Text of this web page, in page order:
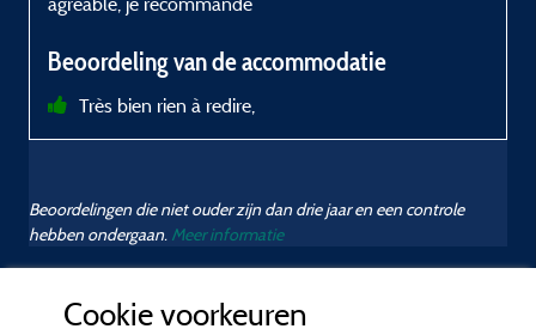
Beoordeling van de accommodatie
Très bien rien à redire,
Beoordelingen die niet ouder zijn dan drie jaar en een controle
hebben ondergaan. Meer informatie
Cookie voorkeuren